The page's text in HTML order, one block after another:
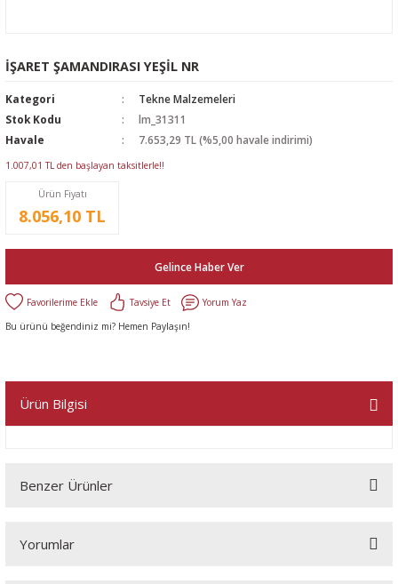
İŞARET ŞAMANDIRASI YEŞİL NR
Kategori
Tekne Malzemeleri
Stok Kodu
lm_31311
Havale
7.653,29 TL (%5,00 havale indirimi)
1.007,01 TL den başlayan taksitlerle!!
Ürün Fiyatı
8.056,10 TL
Gelince Haber Ver
Tavsiye Et
Yorum Yaz
Bu ürünü beğendiniz mi? Hemen Paylaşın!
Ürün Bilgisi
Benzer Ürünler
Yorumlar